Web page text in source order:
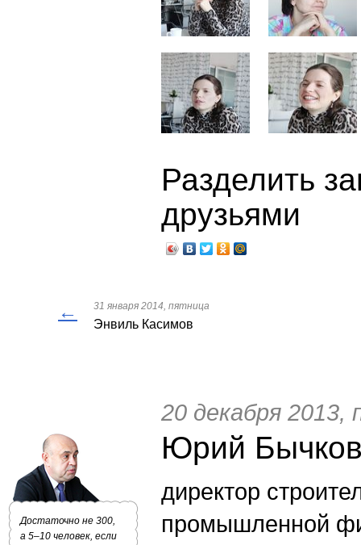
Разделить
друзьями
← 31 января 2014, пятница
Энвиль Касимов
Достаточно не 300,
а 5–10 человек, если
20 декабря 2013,
Юрий
директор
промышленной